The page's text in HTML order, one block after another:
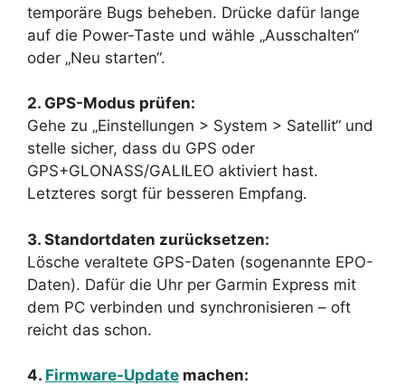
temporäre Bugs beheben. Drücke dafür lange
auf die Power-Taste und wähle „Ausschalten“
oder „Neu starten“.
2. GPS-Modus prüfen:
Gehe zu „Einstellungen > System > Satellit“ und
stelle sicher, dass du GPS oder
GPS+GLONASS/GALILEO aktiviert hast.
Letzteres sorgt für besseren Empfang.
3. Standortdaten zurücksetzen:
Lösche veraltete GPS-Daten (sogenannte EPO-
Daten). Dafür die Uhr per Garmin Express mit
dem PC verbinden und synchronisieren – oft
reicht das schon.
4. Firmware-Update machen: